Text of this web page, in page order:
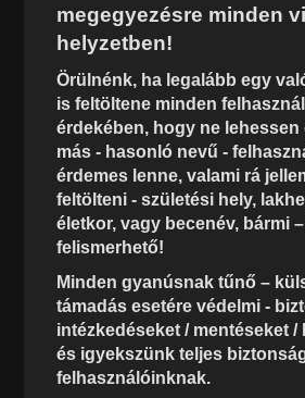
megegyezésre minden
helyzetben!
Örülnénk, ha legalább egy
is feltöltene minden
érdekében, hogy ne
más - hasonló nevű -
érdemes lenne, valami rá
feltölteni - születési hely,
életkor, vagy becenév, bármi –
felismerhető!
Minden gyanúsnak tűnő –
támadás esetére védelmi -
intézkedéseket / mentéseket /
és igyekszünk teljes
felhasználóinknak.